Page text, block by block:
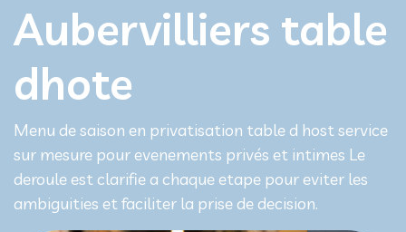
Aubervilliers table
dhote
Menu de saison en privatisation table d host service
sur mesure pour evenements privés et intimes Le
deroule est clarifie a chaque etape pour eviter les
ambiguities et faciliter la prise de decision.